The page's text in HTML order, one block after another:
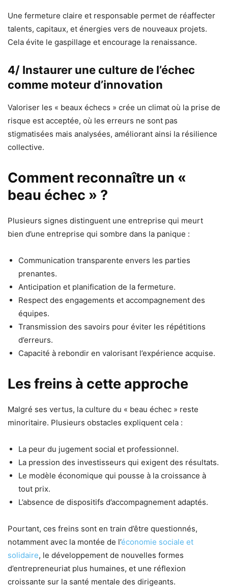
Une fermeture claire et responsable permet de réaffecter
talents, capitaux, et énergies vers de nouveaux projets.
Cela évite le gaspillage et encourage la renaissance.
4/ Instaurer une culture de l’échec
comme moteur d’innovation
Valoriser les « beaux échecs » crée un climat où la prise de
risque est acceptée, où les erreurs ne sont pas
stigmatisées mais analysées, améliorant ainsi la résilience
collective.
Comment reconnaître un «
beau échec » ?
Plusieurs signes distinguent une entreprise qui meurt
bien d’une entreprise qui sombre dans la panique :
Communication transparente envers les parties
prenantes.
Anticipation et planification de la fermeture.
Respect des engagements et accompagnement des
équipes.
Transmission des savoirs pour éviter les répétitions
d’erreurs.
Capacité à rebondir en valorisant l’expérience acquise.
Les freins à cette approche
Malgré ses vertus, la culture du « beau échec » reste
minoritaire. Plusieurs obstacles expliquent cela :
La peur du jugement social et professionnel.
La pression des investisseurs qui exigent des résultats.
Le modèle économique qui pousse à la croissance à
tout prix.
L’absence de dispositifs d’accompagnement adaptés.
Pourtant, ces freins sont en train d’être questionnés,
notamment avec la montée de l’économie sociale et
solidaire, le développement de nouvelles formes
d’entrepreneuriat plus humaines, et une réflexion
croissante sur la santé mentale des dirigeants.